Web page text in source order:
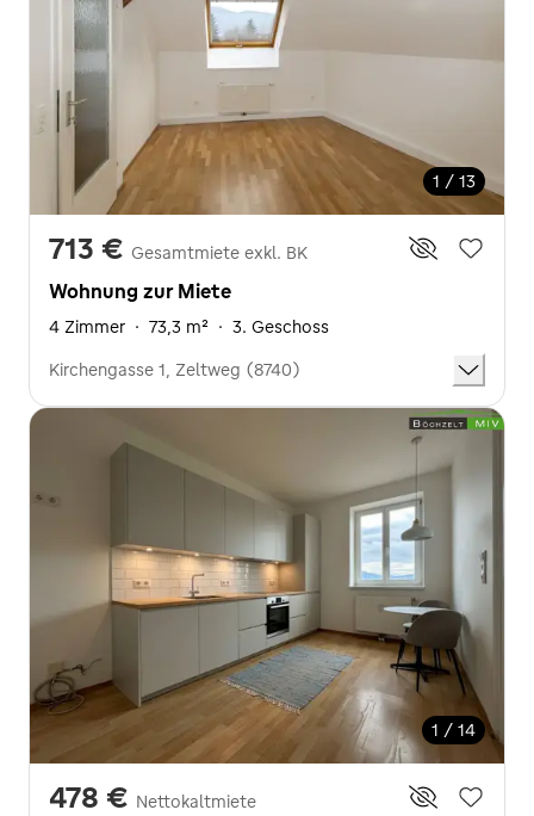
1 / 13
713 € Gesamtmiete exkl. BK
Wohnung zur Miete
4 Zimmer · 73,3 m² · 3. Geschoss
Kirchengasse 1, Zeltweg (8740)
1 / 14
478 € Nettokaltmiete